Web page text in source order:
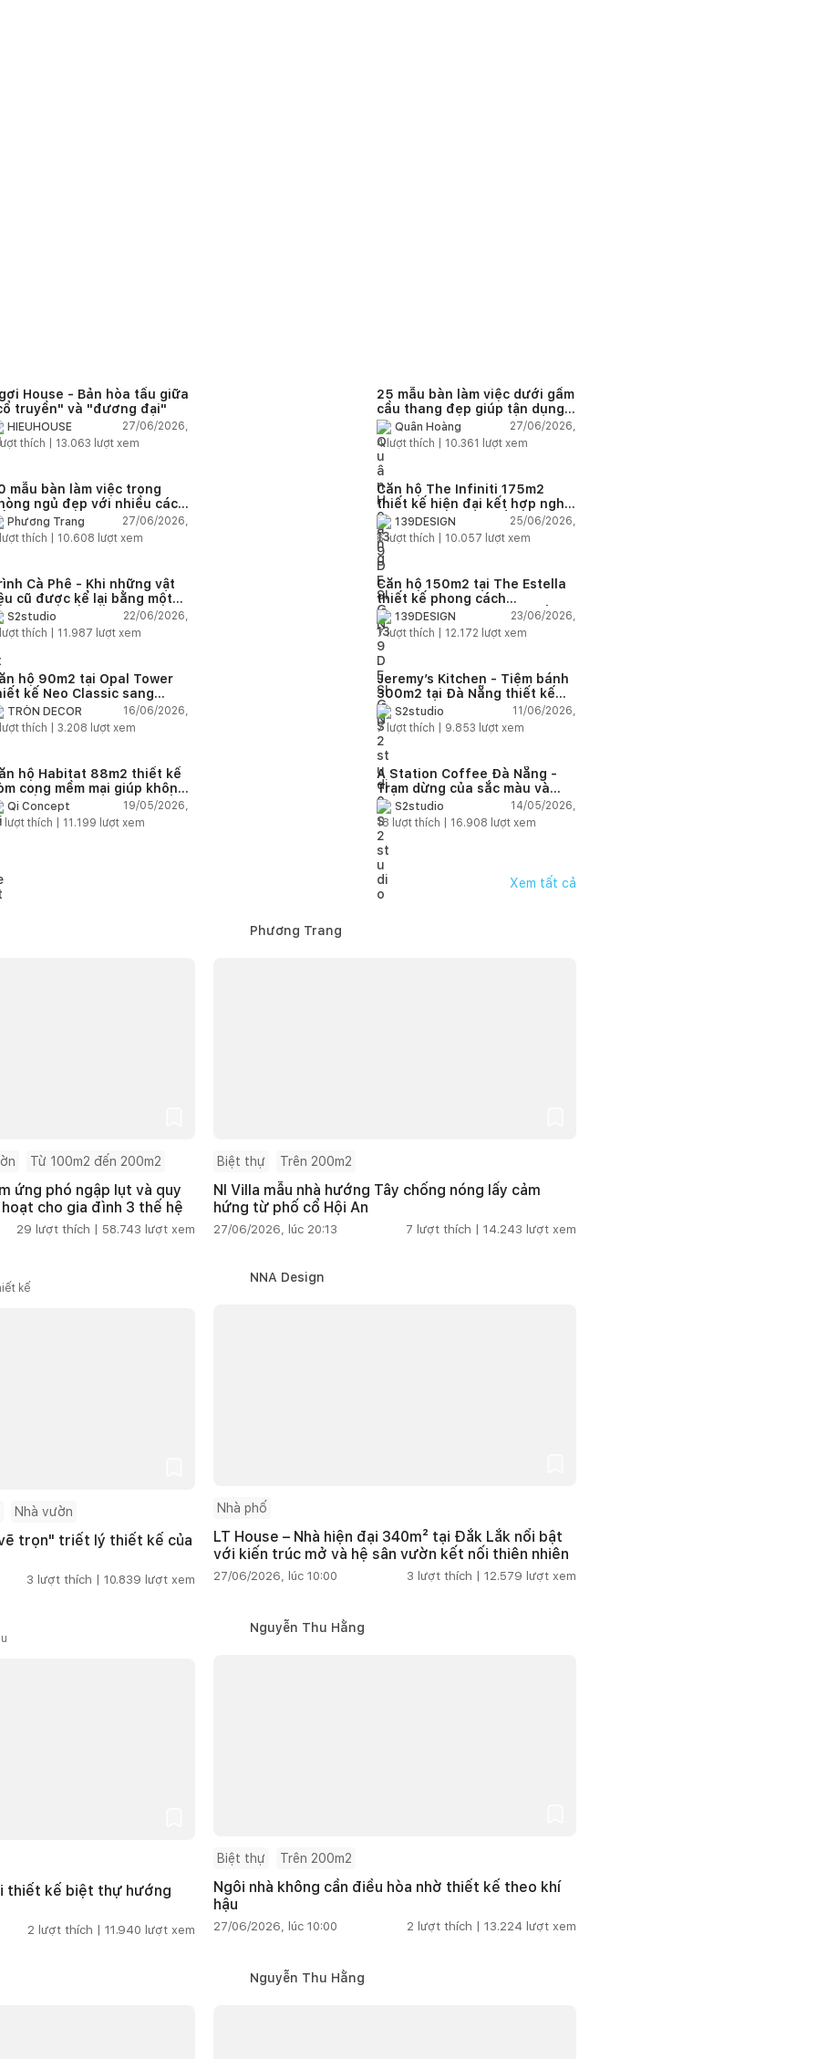
House - Bản hòa tấu giữa
truyền" và "đương đại"
HIEUHOUSE
27/06/2026,
thích | 13.063 lượt xem
25 mẫu bàn làm việc dưới gầm
cầu thang đẹp giúp tận dụng
diện tích tưởng chừng bị bỏ
quên
Quân Hoàng
27/06/2026,
4lượt thích | 10.361 lượt xem
mẫu bàn làm việc trong
ngủ đẹp với nhiều cách
trí thông minh cho mọi diện
Phương Trang
27/06/2026,
lượt thích | 10.608 lượt xem
Căn hộ The Infiniti 175m2
thiết kế hiện đại kết hợp nghệ
thuật Modern Art đầy cảm xúc
139DESIGN
25/06/2026,
6lượt thích | 10.057 lượt xem
Cà Phê - Khi những vật
cũ được kể lại bằng một
ngữ thiết kế mới
S2studio
22/06/2026,
lượt thích | 11.987 lượt xem
Căn hộ 150m2 tại The Estella
thiết kế phong cách
Farmhouse thanh lịch và ấm
áp
139DESIGN
23/06/2026,
7lượt thích | 12.172 lượt xem
hộ 90m2 tại Opal Tower
kế Neo Classic sang
cho gia đình trẻ
TRÒN DECOR
16/06/2026,
lượt thích | 3.208 lượt xem
Jeremy’s Kitchen - Tiệm bánh
300m2 tại Đà Nẵng thiết kế
phong cách công nghiệp hiện
đại ngập tràn ánh sáng tự
nhiên
S2studio
11/06/2026,
7 lượt thích | 9.853 lượt xem
hộ Habitat 88m2 thiết kế
cong mềm mại giúp không
sống hiện đại trở nên ấm
hơn
Qi Concept
19/05/2026,
lượt thích | 11.199 lượt xem
A Station Coffee Đà Nẵng -
Trạm dừng của sắc màu và
cảm hứng
S2studio
14/05/2026,
18 lượt thích | 16.908 lượt xem
Xem tất cả
Từ 100m2 đến 200m2
ứng phó ngập lụt và quy
cho gia đình 3 thế hệ
29 lượt thích | 58.743 lượt xem
Phương Trang
Biệt thự Trên 200m2
NI Villa mẫu nhà hướng Tây chống nóng lấy cảm
hứng từ phố cổ Hội An
27/06/2026, lúc 20:13 7 lượt thích | 14.243 lượt xem
kế
Nhà vườn
trọn" triết lý thiết kế của
3 lượt thích | 10.839 lượt xem
NNA Design
Nhà phố
LT House – Nhà hiện đại 340m² tại Đắk Lắk nổi bật
với kiến trúc mở và hệ sân vườn kết nối thiên nhiên
27/06/2026, lúc 10:00 3 lượt thích | 12.579 lượt xem
thiết kế biệt thự hướng
2 lượt thích | 11.940 lượt xem
Nguyễn Thu Hằng
Biệt thự Trên 200m2
Ngôi nhà không cần điều hòa nhờ thiết kế theo khí
hậu
27/06/2026, lúc 10:00 2 lượt thích | 13.224 lượt xem
Nguyễn Thu Hằng